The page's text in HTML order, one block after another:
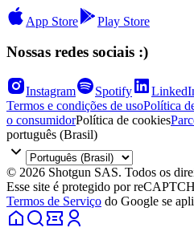
App Store Play Store
Nossas redes sociais :)
Instagram Spotify
Termos e condições de usoPolítica
o consumidorPolítica de cookies
português (Brasil)
© 2026 Shotgun SAS. Todos os
Esse site é protegido por
Termos de Serviço do Google se